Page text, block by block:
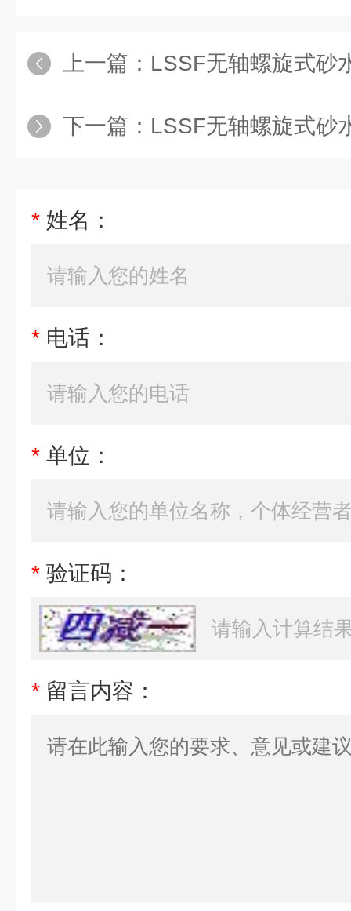
上一篇： LSSF无轴螺旋式砂
下一篇： LSSF无轴螺旋式砂
* 姓名：
* 电话：
* 单位：
* 验证码：
* 留言内容：